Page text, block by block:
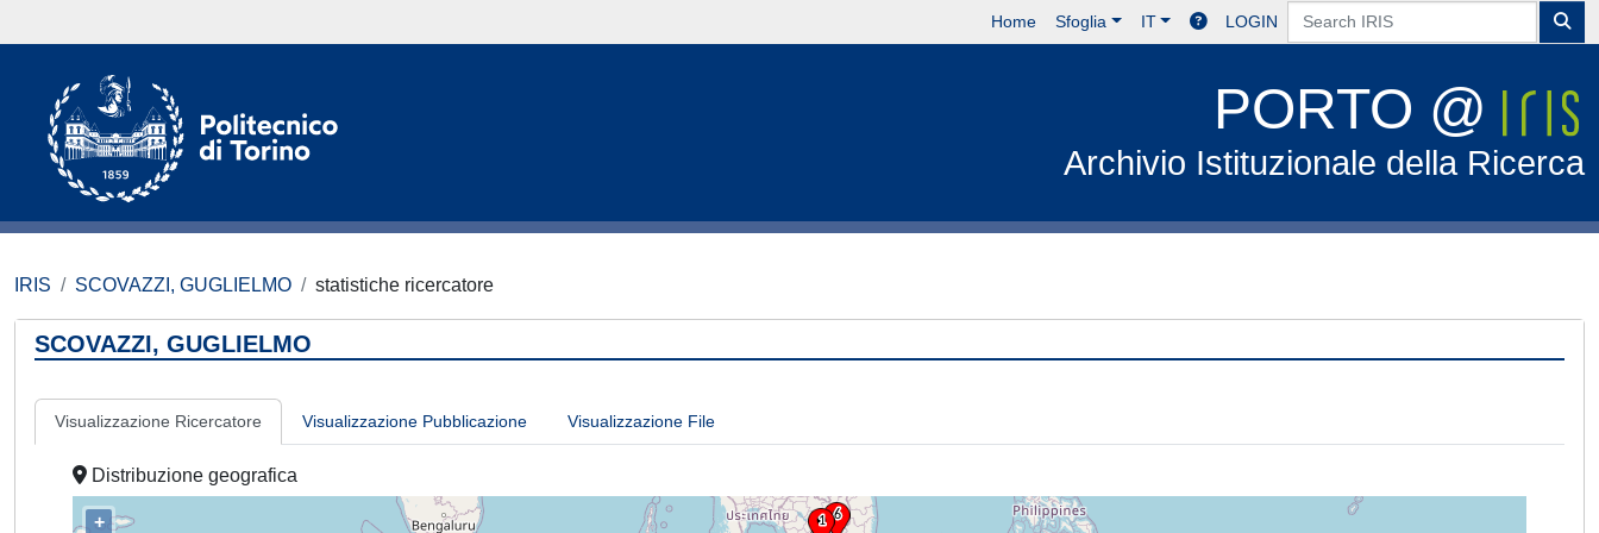
Home Sfoglia IT LOGIN
PORTO @
Archivio Istituzionale della Ricerca
IRIS SCOVAZZI, GUGLIELMO statistiche ricercatore
SCOVAZZI, GUGLIELMO
Visualizzazione Ricercatore Visualizzazione Pubblicazione Visualizzazione File
Distribuzione geografica
+